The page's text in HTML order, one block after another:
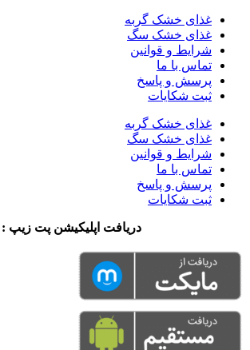
غذای خشک گربه
غذای خشک سگ
شرایط و قوانین
تماس با ما
پرسش و پاسخ
ثبت شکایات
غذای خشک گربه
غذای خشک سگ
شرایط و قوانین
تماس با ما
پرسش و پاسخ
ثبت شکایات
دریافت اپلیکیشن پت زیپ :